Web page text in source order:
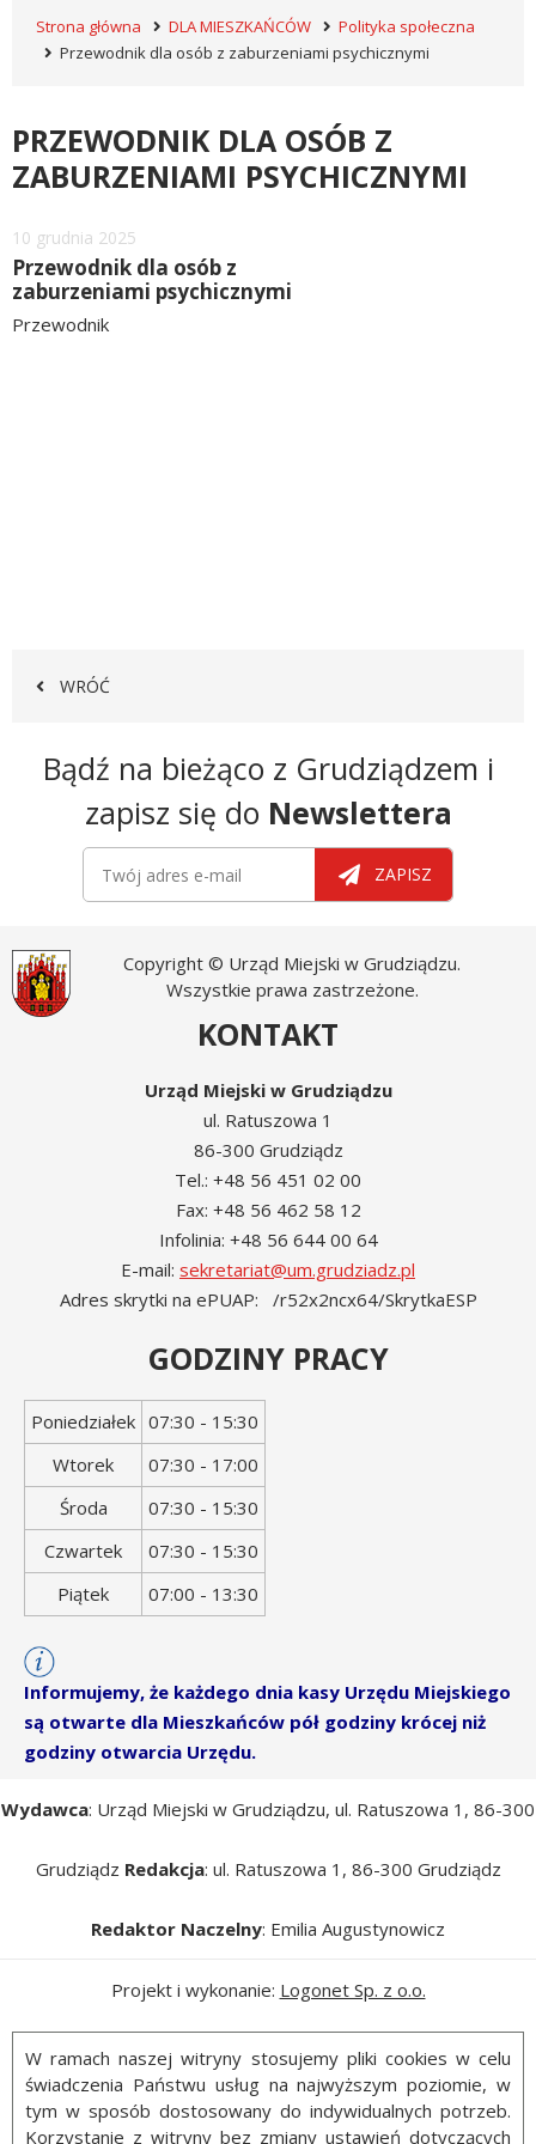
Strona główna DLA MIESZKAŃCÓW
Polityka społeczna
Przewodnik dla osób z zaburzeniami psychicznymi
PRZEWODNIK DLA OSÓB Z
ZABURZENIAMI PSYCHICZNYMI
Dodano
10 grudnia 2025
Przewodnik dla osób z
zaburzeniami psychicznymi
Przewodnik
WRÓĆ
Newsletter
Bądź na bieżąco z Grudziądzem i
zapisz się do Newslettera
ZAPISZ
Copyright © Urząd Miejski w Grudziądzu.
Wszystkie prawa zastrzeżone.
KONTAKT
Urząd Miejski w Grudziądzu
ul. Ratuszowa 1
86-300 Grudziądz
Tel.: +48 56 451 02 00
Fax: +48 56 462 58 12
Infolinia: +48 56 644 00 64
E-mail: sekretariat@um.grudziadz.pl
Adres skrytki na ePUAP: /r52x2ncx64/SkrytkaESP
GODZINY PRACY
Dzień
tygodnia
Godziny
otwarcia
Poniedziałek 07:30 - 15:30
Wtorek
07:30 - 17:00
Środa
07:30 - 15:30
Czwartek
07:30 - 15:30
Piątek
07:00 - 13:30
Informujemy, że każdego dnia kasy Urzędu Miejskiego
są otwarte dla Mieszkańców pół godziny krócej niż
godziny otwarcia Urzędu.
Wydawca: Urząd Miejski w Grudziądzu, ul. Ratuszowa 1, 86-300
Grudziądz Redakcja: ul. Ratuszowa 1, 86-300 Grudziądz
Redaktor Naczelny: Emilia Augustynowicz
Projekt i wykonanie: Logonet Sp. z o.o.
W ramach naszej witryny stosujemy pliki cookies w celu
świadczenia Państwu usług na najwyższym poziomie, w
tym w sposób dostosowany do indywidualnych potrzeb.
Korzystanie z witryny bez zmiany ustawień dotyczących